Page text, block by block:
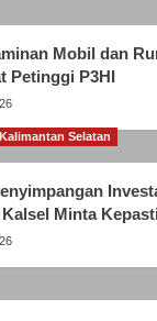
Mobil dan
Petinggi P3HI
Kalimantan Selatan
Minta